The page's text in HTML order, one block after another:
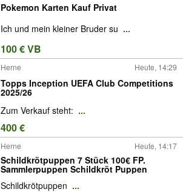
Pokemon Karten Kauf Privat
Ich und mein kleiner Bruder su ...
100 € VB
Herne Heute, 14:29
Topps Inception UEFA Club Competitions
2025/26
Zum Verkauf steht: ...
400 €
Herne Heute, 14:17
Schildkrötpuppen 7 Stück 100€ FP.
Sammlerpuppen Schildkröt Puppen
Schildkrötpuppen ...